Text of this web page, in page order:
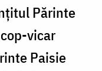
Părinte
vicar
Paisie